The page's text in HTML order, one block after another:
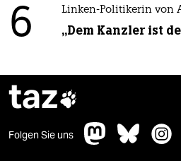
6 Linken-Politikerin von
„Dem Kanzler ist
taz
Folgen Sie uns